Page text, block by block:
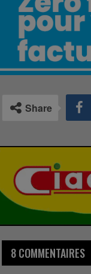
Share
8 COMMENTAIRES